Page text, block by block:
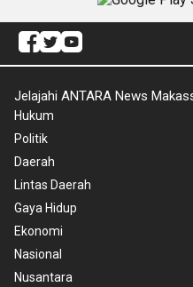
Jelajahi ANTARA News
Hukum
Politik
Daerah
Lintas Daerah
Gaya Hidup
Ekonomi
Nasional
Nusantara